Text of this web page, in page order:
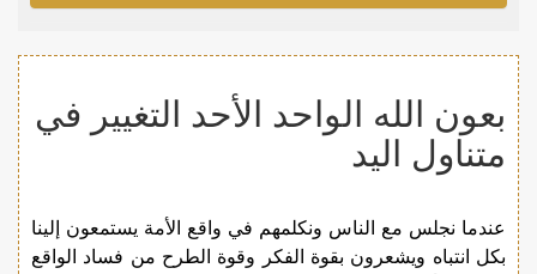
بعون الله الواحد الأحد التغيير في
متناول اليد
عندما نجلس مع الناس ونكلمهم في واقع الأمة يستمعون إلينا
بكل انتباه ويشعرون بقوة الفكر وقوة الطرح من فساد الواقع